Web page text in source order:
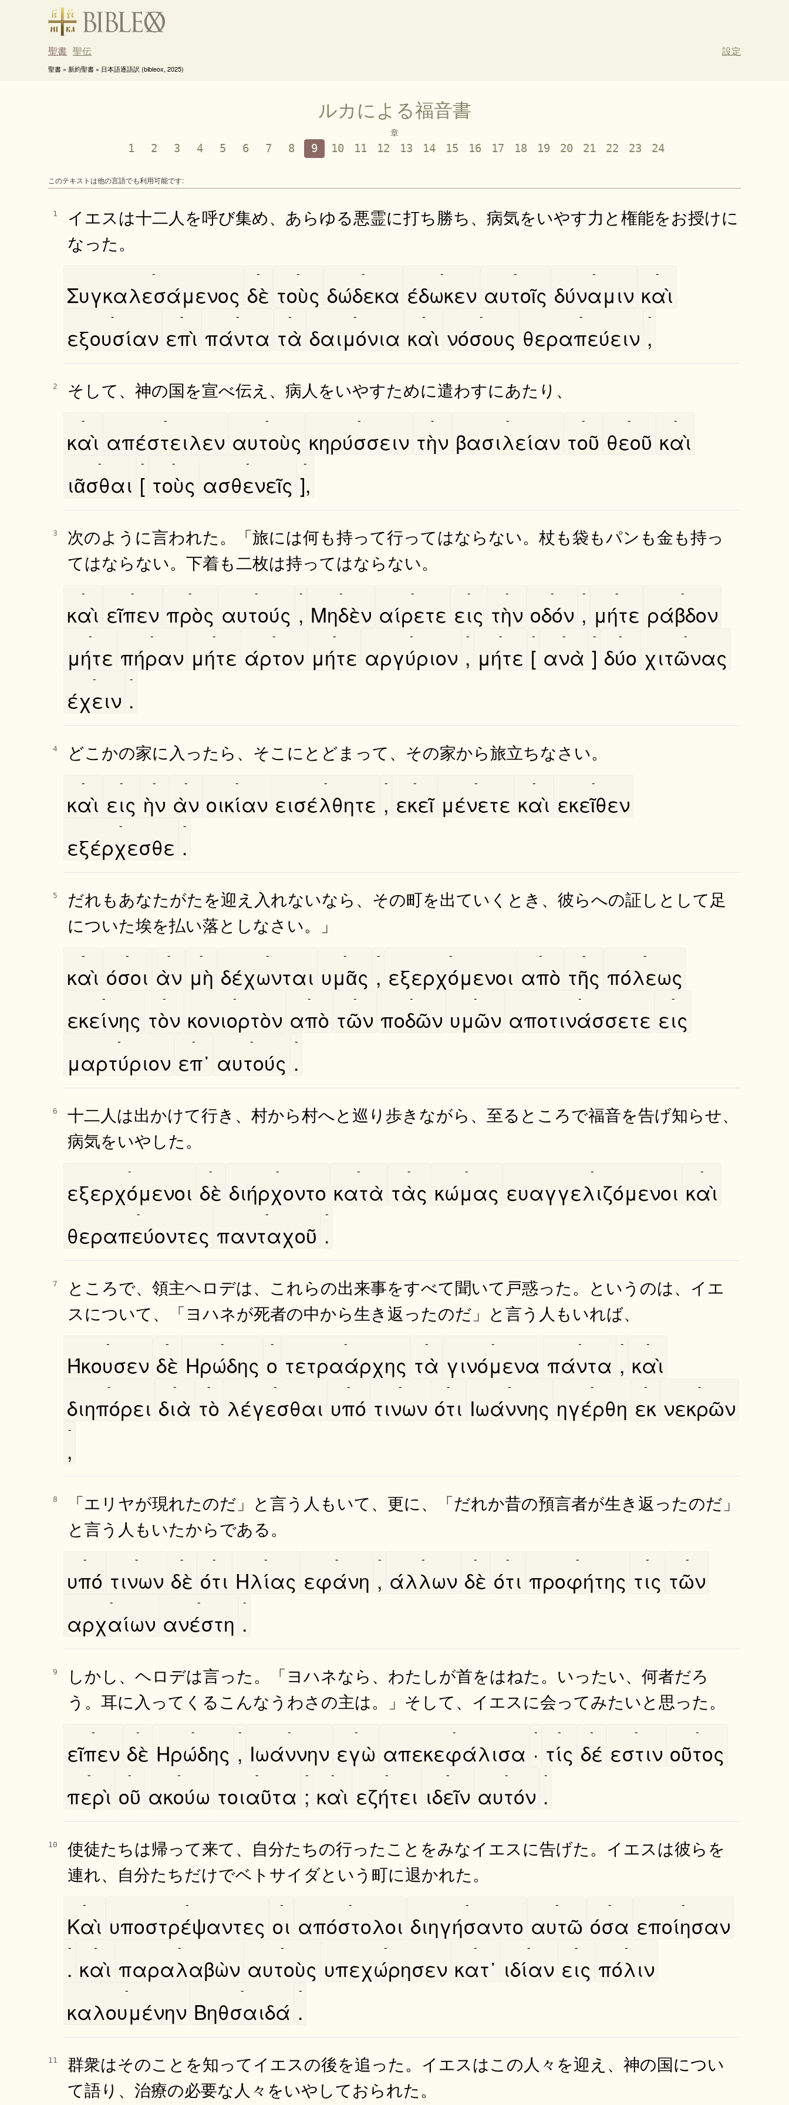
聖書 聖伝 設定
聖書 » 新約聖書 » 日本語逐語訳 (bibleox, 2025)
ルカによる福音書
章
1 2 3 4 5 6 7 8 9 10 11 12 13 14 15 16 17 18 19 20 21 22 23 24
このテキストは他の言語でも利用可能です:
1
イエスは十二人を呼び集め、あらゆる悪霊に打ち勝ち、病気をいやす力と権能をお授けに
なった。
Συγκαλεσάμενος
-
δὲ
-
τοὺς
-
δώδεκα
-
έδωκεν
-
αυτοῖς
-
δύναμιν
-
καὶ
-
εξουσίαν
-
επὶ
-
πάντα
-
τὰ
-
δαιμόνια
-
καὶ
-
νόσους
-
θεραπεύειν
-
,
-
2 そして、神の国を宣べ伝え、病人をいやすために遣わすにあたり、
καὶ
-
απέστειλεν
-
αυτοὺς
-
κηρύσσειν
-
τὴν
-
βασιλείαν
-
τοῦ
-
θεοῦ
-
καὶ
-
ιᾶσθαι
-
[
-
τοὺς
-
ασθενεῖς
-
],
-
3
次のように言われた。「旅には何も持って行ってはならない。杖も袋もパンも金も持っ
てはならない。下着も二枚は持ってはならない。
καὶ
-
εῖπεν
-
πρὸς
-
αυτούς
-
,
-
Μηδὲν
-
αίρετε
-
εις
-
τὴν
-
οδόν
-
,
-
μήτε
-
ράβδον
-
μήτε
-
πήραν
-
μήτε
-
άρτον
-
μήτε
-
αργύριον
-
,
-
μήτε
-
[
-
ανὰ
-
]
-
δύο
-
χιτῶνας
-
έχειν
-
.
-
4 どこかの家に入ったら、そこにとどまって、その家から旅立ちなさい。
καὶ
-
εις
-
ὴν
-
ὰν
-
οικίαν
-
εισέλθητε
-
,
-
εκεῖ
-
μένετε
-
καὶ
-
εκεῖθεν
-
εξέρχεσθε
-
.
-
5
だれもあなたがたを迎え入れないなら、その町を出ていくとき、彼らへの証しとして足
についた埃を払い落としなさい。」
καὶ
-
όσοι
-
ὰν
-
μὴ
-
δέχωνται
-
υμᾶς
-
,
-
εξερχόμενοι
-
απὸ
-
τῆς
-
πόλεως
-
εκείνης
-
τὸν
-
κονιορτὸν
-
απὸ
-
τῶν
-
ποδῶν
-
υμῶν
-
αποτινάσσετε
-
εις
-
μαρτύριον
-
επ᾿
-
αυτούς
-
.
-
6
十二人は出かけて行き、村から村へと巡り歩きながら、至るところで福音を告げ知らせ、
病気をいやした。
εξερχόμενοι
-
δὲ
-
διήρχοντο
-
κατὰ
-
τὰς
-
κώμας
-
ευαγγελιζόμενοι
-
καὶ
-
θεραπεύοντες
-
πανταχοῦ
-
.
-
7
ところで、領主ヘロデは、これらの出来事をすべて聞いて戸惑った。というのは、イエ
スについて、「ヨハネが死者の中から生き返ったのだ」と言う人もいれば、
Ήκουσεν
-
δὲ
-
Ηρώδης
-
ο
-
τετραάρχης
-
τὰ
-
γινόμενα
-
πάντα
-
,
-
καὶ
-
διηπόρει
-
διὰ
-
τὸ
-
λέγεσθαι
-
υπό
-
τινων
-
ότι
-
Ιωάννης
-
ηγέρθη
-
εκ
-
νεκρῶν
-
,
-
8
「エリヤが現れたのだ」と言う人もいて、更に、「だれか昔の預言者が生き返ったのだ」
と言う人もいたからである。
υπό
-
τινων
-
δὲ
-
ότι
-
Ηλίας
-
εφάνη
-
,
-
άλλων
-
δὲ
-
ότι
-
προφήτης
-
τις
-
τῶν
-
αρχαίων
-
ανέστη
-
.
-
9
しかし、ヘロデは言った。「ヨハネなら、わたしが首をはねた。いったい、何者だろ
う。耳に入ってくるこんなうわさの主は。」そして、イエスに会ってみたいと思った。
εῖπεν
-
δὲ
-
Ηρώδης
-
,
-
Ιωάννην
-
εγὼ
-
απεκεφάλισα
-
·
-
τίς
-
δέ
-
εστιν
-
οῦτος
-
περὶ
-
οῦ
-
ακούω
-
τοιαῦτα
-
;
-
καὶ
-
εζήτει
-
ιδεῖν
-
αυτόν
-
.
-
10
使徒たちは帰って来て、自分たちの行ったことをみなイエスに告げた。イエスは彼らを
連れ、自分たちだけでベトサイダという町に退かれた。
Καὶ
-
υποστρέψαντες
-
οι
-
απόστολοι
-
διηγήσαντο
-
αυτῶ
-
όσα
-
εποίησαν
-
.
-
καὶ
-
παραλαβὼν
-
αυτοὺς
-
υπεχώρησεν
-
κατ᾿
-
ιδίαν
-
εις
-
πόλιν
-
καλουμένην
-
Βηθσαιδά
-
.
-
11
群衆はそのことを知ってイエスの後を追った。イエスはこの人々を迎え、神の国につい
て語り、治療の必要な人々をいやしておられた。